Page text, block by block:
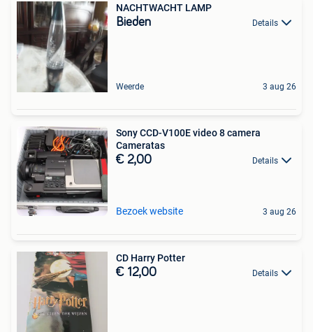
NACHTWACHT LAMP
Bieden Details
Weerde 3 aug 26
Sony CCD-V100E video 8 camera
Cameratas
€ 2,00 Details
Bezoek website 3 aug 26
CD Harry Potter
€ 12,00 Details